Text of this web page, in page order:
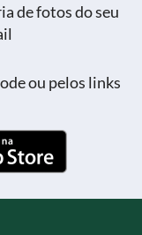
de fotos do seu
ou pelos links